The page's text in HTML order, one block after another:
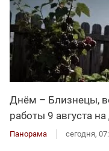
Днём – Близнецы,
работы 9 августа
Панорама сегодня,